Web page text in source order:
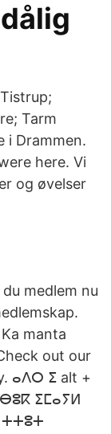
Tarm
i Drammen.
here. Vi
og øvelser
medlem nu
manta
ⴰⴷⵔ ⵉ alt +
ⵉⵎⴰⵢⵍ
ⵜⵜⵓⵜ